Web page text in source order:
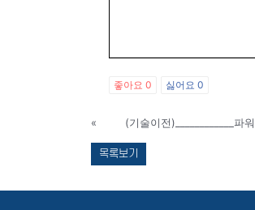
좋아요 0 싫어요 0
« (기술이전)____________
목록보기